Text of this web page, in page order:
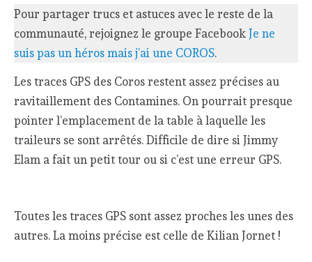
Pour partager trucs et astuces avec le reste de la
communauté, rejoignez le groupe FacebookJe ne
suis pas un héros mais j’ai une COROS.
Les traces GPS des Coros restent assez précises au
ravitaillement des Contamines. On pourrait presque
pointer l’emplacement de la table à laquelle les
traileurs se sont arrêtés. Difficile de dire si Jimmy
Elam a fait un petit tour ou si c’est une erreur GPS.
Toutes les traces GPS sont assez proches les unes des
autres. La moins précise est celle de Kilian Jornet !